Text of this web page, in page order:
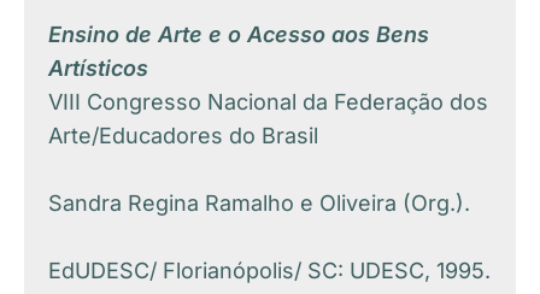
Ensino de Arte e o Acesso aos Bens
Artísticos
VIII Congresso Nacional da Federação dos
Arte/Educadores do Brasil
Sandra Regina Ramalho e Oliveira (Org.).​
EdUDESC/ Florianópolis/ SC: UDESC, 1995.